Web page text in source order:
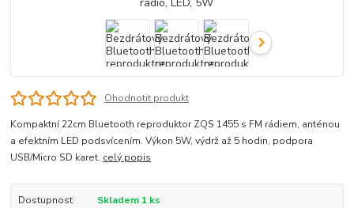
Ohodnotit produkt
Kompaktní 22cm Bluetooth reproduktor ZQS 1455 s FM rádiem, anténou
a efektním LED podsvícením. Výkon 5W, výdrž až 5 hodin, podpora
USB/Micro SD karet. celý popis
Dostupnost
Skladem 1 ks